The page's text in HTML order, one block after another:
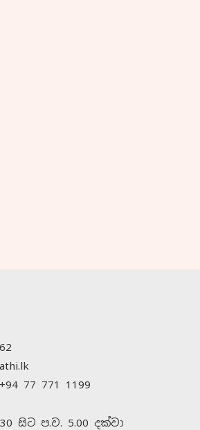
+94 77 771 1199
සිට ප.ව. 5.00 දක්වා